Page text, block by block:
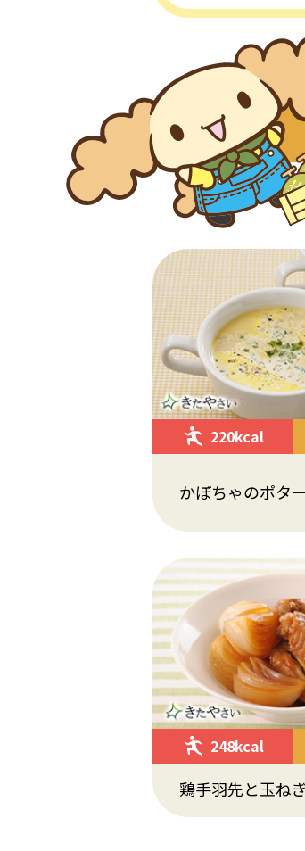
220kcal
かぼちゃのポタ
248kcal
鶏手羽先と玉ね